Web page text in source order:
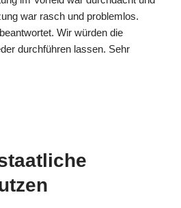
war rasch und problemlos.
Wir würden die
durchführen lassen. Sehr